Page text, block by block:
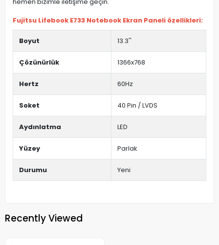
Fujitsu Lifebook E733 Notebook Ekran Paneli özellikleri:
Boyut 13.3''
Çözünürlük 1366x768
Hertz 60Hz
Soket 40 Pin / LVDS
Aydınlatma LED
Yüzey Parlak
Durumu Yeni
Recently Viewed